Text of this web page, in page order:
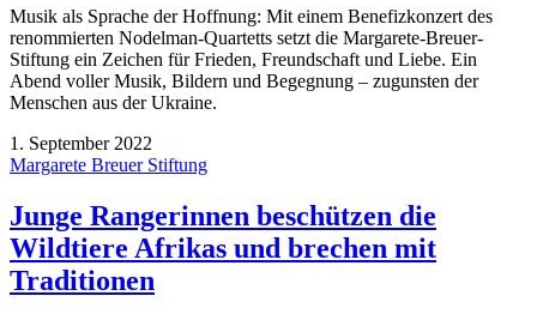
Musik als Sprache der Hoffnung: Mit einem Benefizkonzert des
renommierten Nodelman-Quartetts setzt die Margarete-Breuer-
Stiftung ein Zeichen für Frieden, Freundschaft und Liebe. Ein
Abend voller Musik, Bildern und Begegnung – zugunsten der
Menschen aus der Ukraine.
1. September 2022
Margarete Breuer Stiftung
Junge Rangerinnen beschützen die
Wildtiere Afrikas und brechen mit
Traditionen